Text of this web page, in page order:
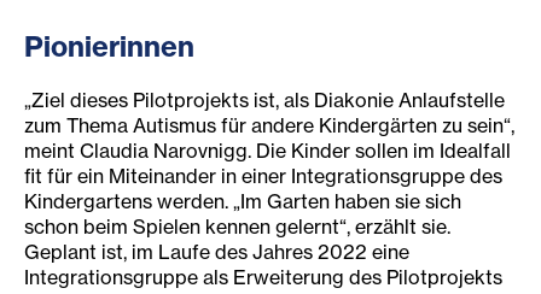
Pionierinnen
„Ziel dieses Pilotprojekts ist, als Diakonie Anlaufstelle
zum Thema Autismus für andere Kindergärten zu sein“,
meint Claudia Narovnigg. Die Kinder sollen im Idealfall
fit für ein Miteinander in einer Integrationsgruppe des
Kindergartens werden. „Im Garten haben sie sich
schon beim Spielen kennen gelernt“, erzählt sie.
Geplant ist, im Laufe des Jahres 2022 eine
Integrationsgruppe als Erweiterung des Pilotprojekts